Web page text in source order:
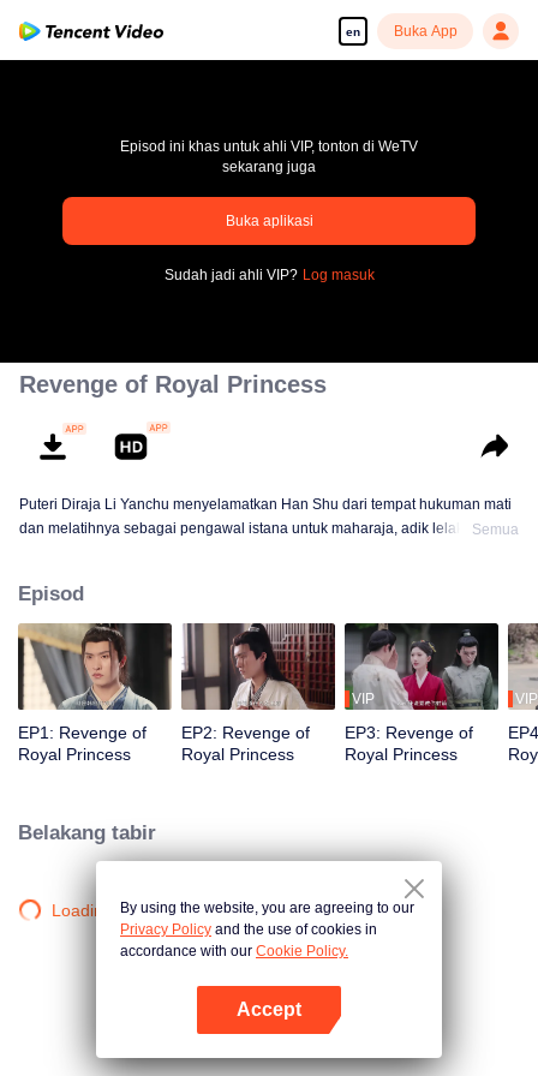
en Buka App
pay limit
Episod ini khas untuk ahli VIP, tonton di WeTV
sekarang juga
Buka aplikasi
Sudah jadi ahli VIP? Log masuk
Revenge of Royal Princess
Puteri Diraja Li Yanchu menyelamatkan Han Shu dari tempat hukuman mati
dan melatihnya sebagai pengawal istana untuk maharaja, adik lelakinya.
Yanchu dilahirkan semula di badan Xie Yugui, dan mendapati bahawa dia
sakit tenat kerana diracun, jadi dia mula menyiasat, tetapi terjerat lagi
dengan Han Shu yang personalitinya berubah sepenuhnya...
Semua
Episod
EP1: Revenge of
Royal Princess
EP2: Revenge of
Royal Princess
VIP
EP3: Revenge of
Royal Princess
VIP
Belakang tabir
Loading…By using the website, you are agreeing to our
Privacy Policy and the use of cookies in
accordance with our Cookie Policy.
Accept